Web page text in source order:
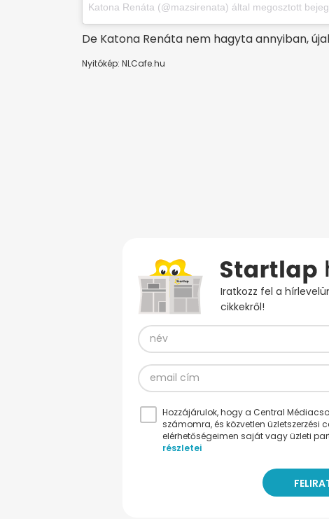
Katona Renáta (@mazsirenata) által megosztott
De Katona Renáta nem hagyta annyiban,
Nyitókép: NLCafe.hu
Iratkozz fel a
cikkekről!
Hozzájárulok, hogy a Central
számomra, és közvetlen
elérhetőségeimen saját vagy üzleti
részletei